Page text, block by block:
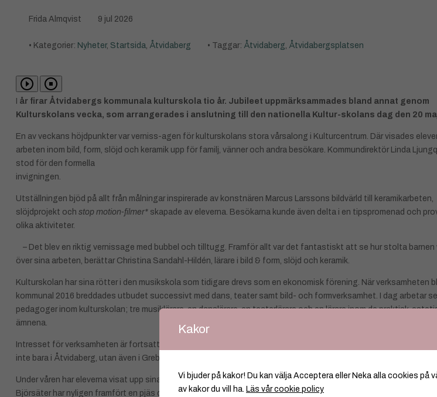
Frida Almqvist 9 jul 2026
• Kategorier: Nyheter, Startsida Åtvidaberg • Taggar: Åtvidaberg Åtvidabergsplatsen
år firar Åtvidabergs kommunala kulturskola tio år. Jubileet uppmärksammades bland annat genom
Kulturskolans vecka, som arrangerades i anslutning till den nationella Kultur-skolans dag den 20
En av veckans höjdpunkter var verniss-agen för kulturskolans stora vårsalong i Kulturcentrum. Där visades
arbeten inom bild, form, slöjd och keramik upp för familj, vänner och andra besökare. Kommundirektör Linda
stod för den formella
invigningen.
Utställningen bjöd på allt från målningar inspirerade av konstnären Marcus Larssons bildvärld till keramikarbeten,
slöjdprojekt och stop motion-filmer*skapade av eleverna. Besökarna kunde även delta i en tipspromenad och
olika aktiviteter.
– Det blev en riktig vernissage med bubbel och tilltugg. Framför allt var det fantastiskt att se hur stolta barnen
över sina arbeten, berättar Christina Sandahl-Hildén, lärare i bild & form, slöjd och keramik.
Kulturskolan har sina rötter i den musikskola som tidigare drevs som en ekonomisk förening. När verksamheten
kommunal 2016 breddades utbudet successivt med dans, teater samt bild- och formverksamhet. I dag arbetar
pedagoger inom kulturskolan; tre musiklärare, en danslärare, en teaterlärare och en lärare inom de praktisk-
ämnena.
Intresset för verksamheten är fortsatt stort. Många grupper är välfyllda och vissa kurser har kö. Verksamhet
inte bara i Åtvidaberg, utan även i Grebo och Björsäter, där efterfrågan är hög.
Under våren har eleverna visat upp sina kunskaper genom konserter, föreställningar och utställningar.
Björsäter har nyligen framfört en pjäs de själva skrivit, och innan sommarlovet väntade föreställningen Alice i
Kakor
Vi bjuder på kakor! Du kan välja Acceptera eller Neka alla cookies på
av kakor du vill ha. Läs vår cookie policy